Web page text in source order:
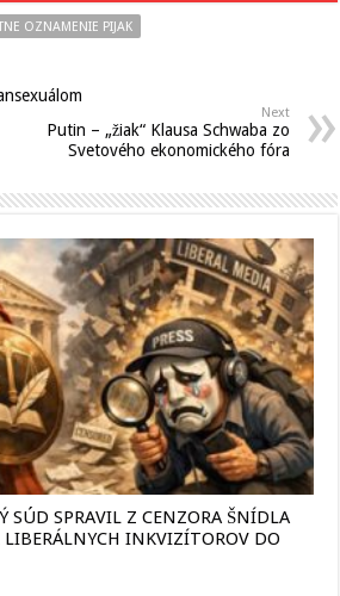
OZNAMENIE PIJAK
Next
Putin – „žiak“ Klausa Schwaba zo
Svetového ekonomického fóra
SÚD SPRAVIL Z CENZORA ŠNÍDLA
INKVIZÍTOROV DO